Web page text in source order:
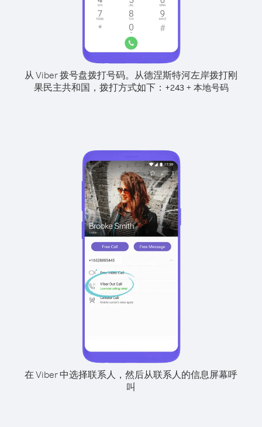
从 Viber 拨号盘拨打号码。 从德涅斯特河左岸拨打刚
果民主共和国，拨打方式如下： +243+ 本地号码
在 Viber 中选择联系人，然后从联系人的信息屏幕呼
叫